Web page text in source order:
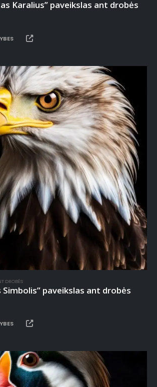
Karalius” paveikslas ant drobės
DROBĖS
Simbolis” paveikslas ant drobės